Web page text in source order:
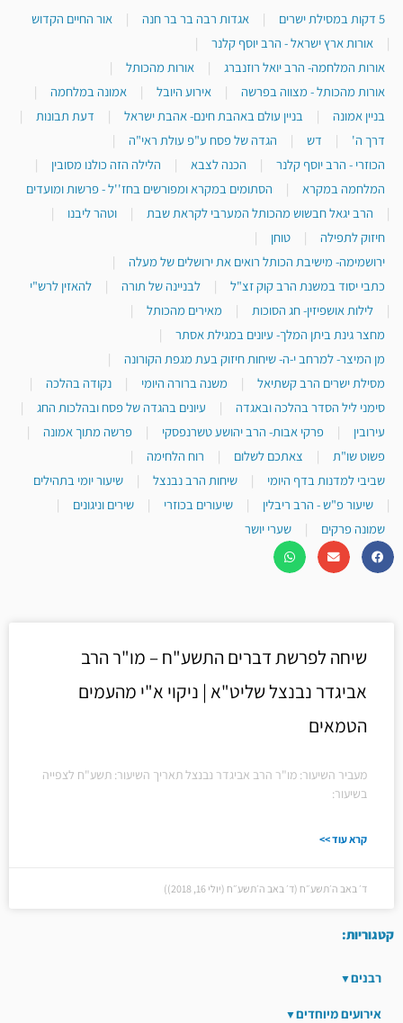
5 דקות במסילת ישרים | אגדות רבה בר בר חנה |
אור החיים הקדוש
|
אורות ארץ ישראל - הרב יוסף קלנר
|
אורות המלחמה- הרב יואל רוזנברג
| אורות מהכותל
|
אורות מהכותל - מצווה בפרשה
| אירוע היובל | אמונה במלחמה
|
בניין אמונה
| בניין עולם באהבת חינם- אהבת ישראל | דעת תבונות
|
דרך ה'
| דש | הגדה של פסח ע"פ עולת ראי"ה
|
הכוזרי - הרב יוסף קלנר
| הכנה לצבא | הלילה הזה כולנו מסובין
|
המלחמה במקרא
|
הסתומים במקרא ומפורשים בחז''ל - פרשות ומועדים
|
הרב יגאל חבשוש מהכותל המערבי לקראת שבת | וטהר ליבנו
|
חיזוק לתפילה
| טוחן
|
ירושמימה- מישיבת הכותל רואים את ירושלים של מעלה
|
כתבי יסוד במשנת הרב קוק זצ"ל
| לבניינה של תורה |
להאזין לרש"י
|
לילות אושפיזין- חג הסוכות | מאירים מהכותל
|
מחצר גינת ביתן המלך- עיונים במגילת אסתר
|
מן המיצר- למרחב י-ה- שיחות חיזוק בעת מגפת הקורונה
|
מסילת ישרים הרב קשתיאל
| משנה ברורה היומי | נקודה בהלכה
|
סימני ליל הסדר בהלכה ובאגדה
| עיונים בהגדה של פסח ובהלכות החג
|
עירובין
| פרקי אבות- הרב יהושע טשרנפסקי | פרשה מתוך אמונה
|
פשוט שו"ת
| צאתכם לשלום | רוח הלחימה
|
שביבי למדנות בדף היומי
| שיחות הרב נבנצל |
שיעור יומי בתהילים
|
שיעור פ"ש - הרב ריבלין | שיעורים בכוזרי | שירים וניגונים
|
שמונה פרקים
| שערי יושר
שיחה לפרשת דברים התשע"ח – מו"ר הרב
אביגדר נבנצל שליט"א | ניקוי א"י מהעמים
הטמאים
מעביר השיעור: מו"ר הרב אביגדר נבנצל תאריך השיעור: תשע"ח לצפייה
בשיעור:
קרא עוד >>
ד׳ באב ה׳תשע״ח (ד׳ באב ה׳תשע״ח (יולי 16, 2018))
קטגוריות:
רבנים
אירועים מיוחדים